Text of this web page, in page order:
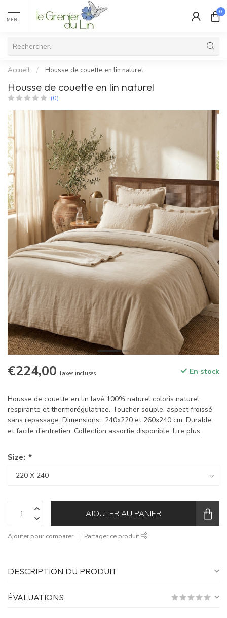
MENU
0
Accueil / Housse de couette en lin naturel
Housse de couette en lin naturel
(0)
€224,00 Taxes incluses En stock
Housse de couette en lin lavé 100% naturel coloris naturel,
respirante et thermorégulatrice. Toucher souple, aspect froissé
sans repassage. Dimensions : 240x220 et 260x240 cm. Durable
et facile d’entretien. Collection assortie disponible. Lire plus.
Size: *
AJOUTER AU PANIER
Ajouter pour comparer Partager ce produit
DESCRIPTION DU PRODUIT
ÉVALUATIONS